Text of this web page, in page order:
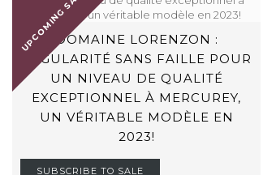
DOMAINE LORENZON :
RÉGULARITÉ SANS FAILLE POUR
UN NIVEAU DE QUALITÉ
EXCEPTIONNEL À MERCUREY,
UN VÉRITABLE MODÈLE EN
2023!
SUBSCRIBE TO SALE
UPCOMING SALE